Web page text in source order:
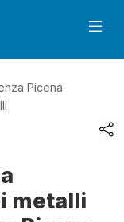
Picena
metalli